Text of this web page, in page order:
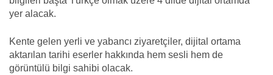
yer alacak.
Kente gelen yerli ve yabancı ziyaretçiler, dijital ortama
aktarılan tarihi eserler hakkında hem sesli hem de
görüntülü bilgi sahibi olacak.